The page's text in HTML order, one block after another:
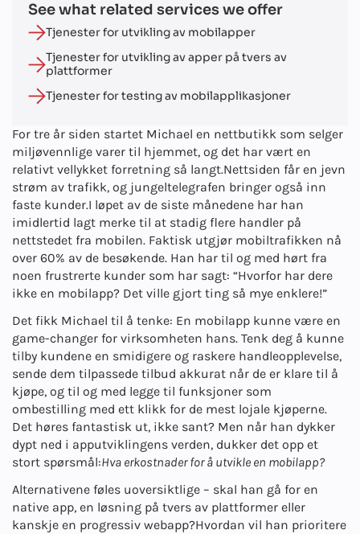
See what related services we offer
Tjenester for utvikling av mobilapper
Tjenester for utvikling av apper på tvers av
plattformer
Tjenester for testing av mobilapplikasjoner
For tre år siden startet Michael en nettbutikk som selger
miljøvennlige varer til hjemmet, og det har vært en
relativt vellykket forretning så langt.Nettsiden får en jevn
strøm av trafikk, og jungeltelegrafen bringer også inn
faste kunder.I løpet av de siste månedene har han
imidlertid lagt merke til at stadig flere handler på
nettstedet fra mobilen. Faktisk utgjør mobiltrafikken nå
over 60% av de besøkende. Han har til og med hørt fra
noen frustrerte kunder som har sagt: “Hvorfor har dere
ikke en mobilapp? Det ville gjort ting så mye enklere!”
Det fikk Michael til å tenke: En mobilapp kunne være en
game-changer for virksomheten hans. Tenk deg å kunne
tilby kundene en smidigere og raskere handleopplevelse,
sende dem tilpassede tilbud akkurat når de er klare til å
kjøpe, og til og med legge til funksjoner som
ombestilling med ett klikk for de mest lojale kjøperne.
Det høres fantastisk ut, ikke sant? Men når han dykker
dypt ned i apputviklingens verden, dukker det opp et
stort spørsmål:Hva erkostnader for å utvikle en mobilapp?
Alternativene føles uoversiktlige – skal han gå for en
native app, en løsning på tvers av plattformer eller
kanskje en progressiv webapp?Hvordan vil han prioritere